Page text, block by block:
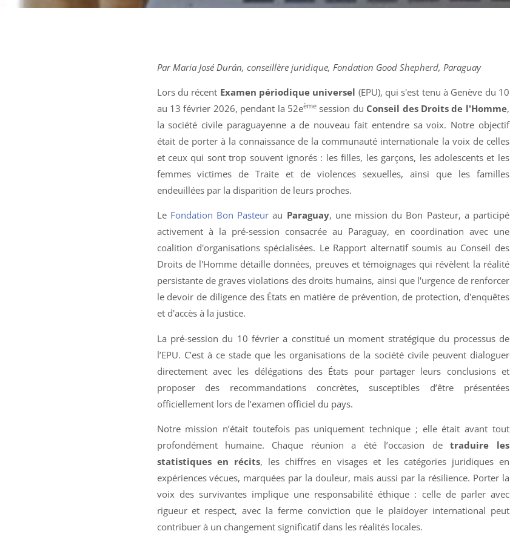
Par Maria José Durán, conseillère juridique, Fondation Good Shepherd, Paraguay
Lors du récent Examen périodique universel (EPU), qui s'est tenu à Genève du 10
au 13 février 2026, pendant la 52eèmesession du Conseil des Droits de l'Homme,
la société civile paraguayenne a de nouveau fait entendre sa voix. Notre objectif
était de porter à la connaissance de la communauté internationale la voix de celles
et ceux qui sont trop souvent ignorés : les filles, les garçons, les adolescents et les
femmes victimes de Traite et de violences sexuelles, ainsi que les familles
endeuillées par la disparition de leurs proches.
Le Fondation Bon Pasteur au Paraguay, une mission du Bon Pasteur, a participé
activement à la pré-session consacrée au Paraguay, en coordination avec une
coalition d'organisations spécialisées. Le Rapport alternatif soumis au Conseil des
Droits de l'Homme détaille données, preuves et témoignages qui révèlent la réalité
persistante de graves violations des droits humains, ainsi que l'urgence de renforcer
le devoir de diligence des États en matière de prévention, de protection, d'enquêtes
et d'accès à la justice.
La pré-session du 10 février a constitué un moment stratégique du processus de
l’EPU. C’est à ce stade que les organisations de la société civile peuvent dialoguer
directement avec les délégations des États pour partager leurs conclusions et
proposer des recommandations concrètes, susceptibles d’être présentées
officiellement lors de l’examen officiel du pays.
Notre mission n’était toutefois pas uniquement technique ; elle était avant tout
profondément humaine. Chaque réunion a été l’occasion detraduire les
statistiques en récits, les chiffres en visages et les catégories juridiques en
expériences vécues, marquées par la douleur, mais aussi par la résilience. Porter la
voix des survivantes implique une responsabilité éthique : celle de parler avec
rigueur et respect, avec la ferme conviction que le plaidoyer international peut
contribuer à un changement significatif dans les réalités locales.